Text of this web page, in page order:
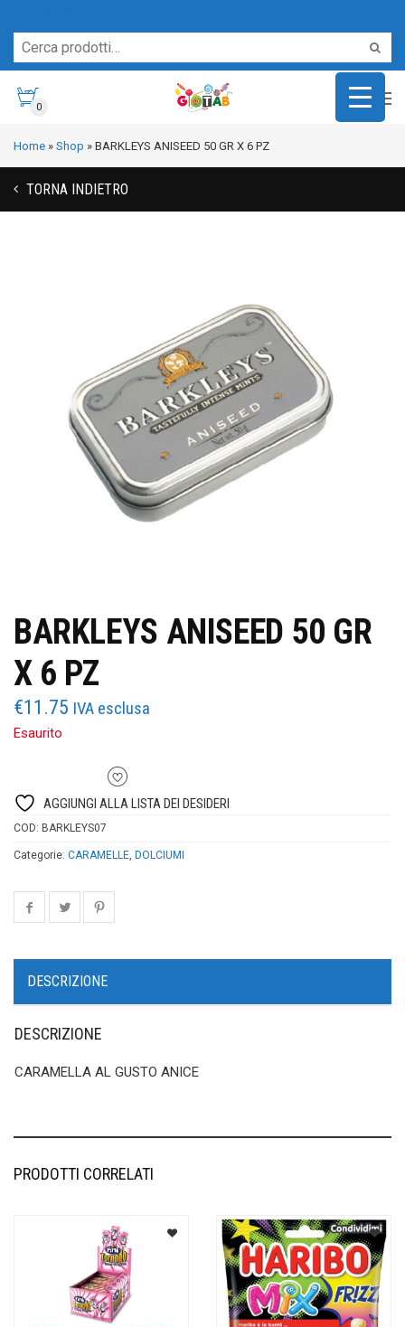
0
Home » Shop » BARKLEYS ANISEED 50 GR X 6 PZ
TORNA INDIETRO
BARKLEYS ANISEED 50 GR
X 6 PZ
€11.75 IVA esclusa
Esaurito
AGGIUNGI ALLA LISTA DEI DESIDERI
COD: BARKLEYS07
Categorie: CARAMELLE, DOLCIUMI
DESCRIZIONE
DESCRIZIONE
CARAMELLA AL GUSTO ANICE
PRODOTTI CORRELATI